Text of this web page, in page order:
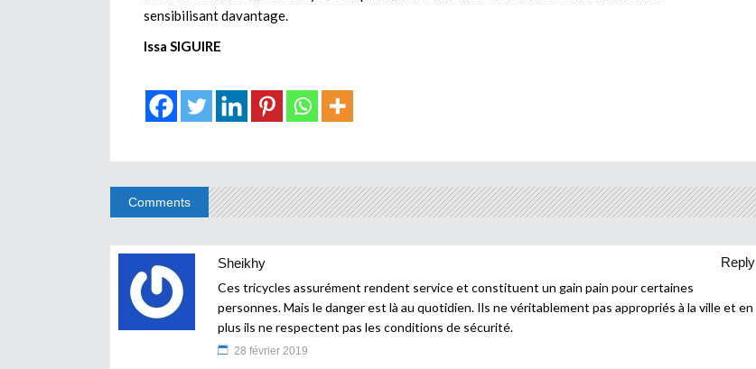
sensibilisant davantage.
Issa SIGUIRE
Comments
Sheikhy
Reply
Ces tricycles assurément rendent service et constituent un gain pain pour certaines
personnes. Mais le danger est là au quotidien. Ils ne véritablement pas appropriés à la ville et en
plus ils ne respectent pas les conditions de sécurité.
28 février 2019